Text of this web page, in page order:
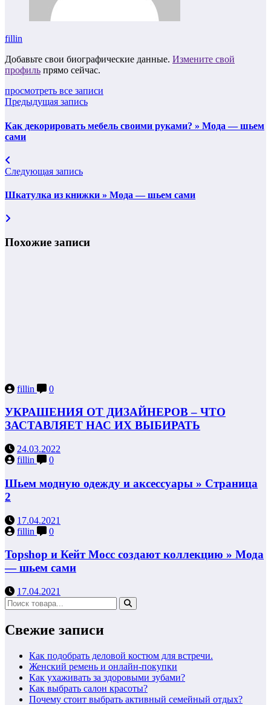
fillin
Добавьте свои биографические данные. Измените свой
профиль прямо сейчас.
просмотреть все записи
Предыдущая запись
Как декорировать мебель своими руками? » Мода — шьем
сами
Следующая запись
Шкатулка из книжки » Мода — шьем сами
Похожие записи
fillin 0
УКРАШЕНИЯ ОТ ДИЗАЙНЕРОВ – ЧТО
ЗАСТАВЛЯЕТ НАС ИХ ВЫБИРАТЬ
24.03.2022
fillin
0
Шьем модную одежду и аксессуары » Страница
2
17.04.2021
fillin
0
Topshop и Кейт Мосс создают коллекцию » Мода
— шьем сами
17.04.2021
Свежие записи
Как подобрать деловой костюм для встречи.
Женский ремень и онлайн-покупки
Как ухаживать за здоровыми зубами?
Как выбрать салон красоты?
Почему стоит выбрать активный семейный отдых?